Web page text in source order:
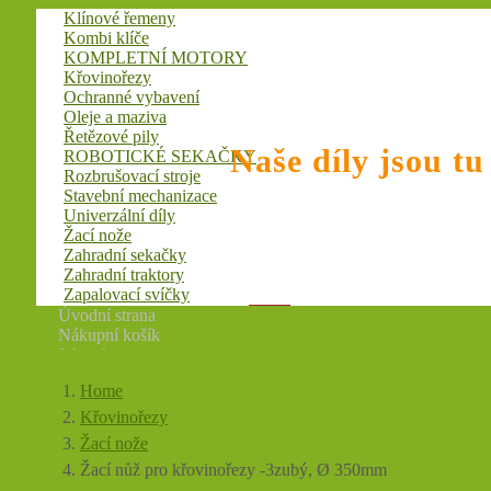
Naše díly jsou
Klínové řemeny
Kombi klíče
KOMPLETNÍ MOTORY
Křovinořezy
Ochranné vybavení
Oleje a maziva
Řetězové pily
ROBOTICKÉ SEKAČKY
Rozbrušovací stroje
Stavební mechanizace
Univerzální díly
Žací nože
Zahradní sekačky
Zahradní traktory
Zapalovací svíčky
Počet položek: 0 0,00 Kč
Úvodní strana
Nákupní košík
Jak nakupovat
O firmě
Kontaktní informace
Home
Křovinořezy
Žací nože
Žací nůž pro křovinořezy -3zubý, Ø 350mm